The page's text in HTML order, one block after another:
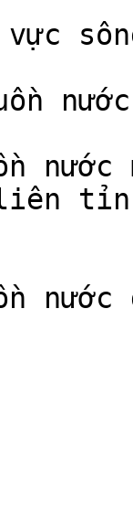
vực